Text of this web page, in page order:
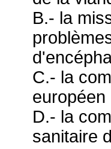
B.- la
C.- la
européen
D.- la
sanitaire